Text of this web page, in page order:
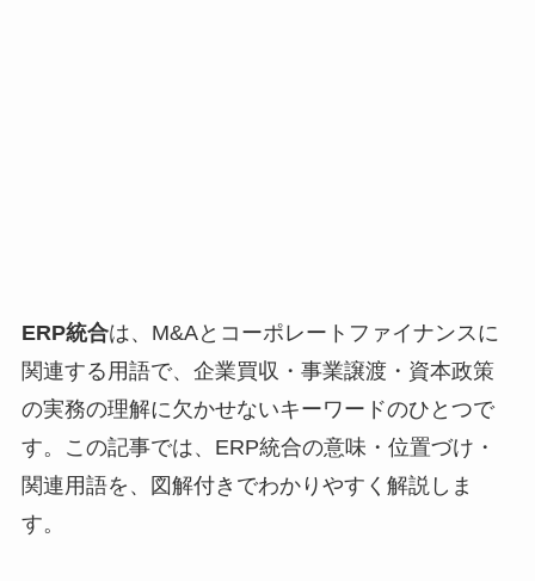
ERP統合は、M&Aとコーポレートファイナンスに
関連する用語で、企業買収・事業譲渡・資本政策
の実務の理解に欠かせないキーワードのひとつで
す。この記事では、ERP統合の意味・位置づけ・
関連用語を、図解付きでわかりやすく解説しま
す。